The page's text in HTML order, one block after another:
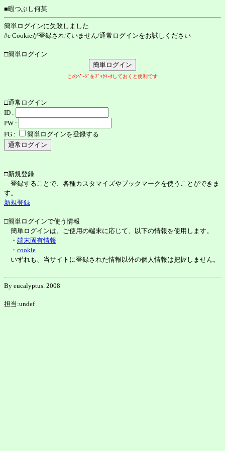
■暇つぶし何某
簡単ログインに失敗しました
#c Cookieが登録されていません/通常ログインをお試しください
□簡単ログイン
このﾍﾟｰｼﾞをﾌﾞｯｸﾏｰｸしておくと便利です
□通常ログイン
ID :
PW :
FG :
簡単ログインを登録する
□新規登録
登録することで、各種カスタマイズやブックマークを使うことができま
す。
新規登録
□簡単ログインで使う情報
簡単ログインは、ご使用の端末に応じて、以下の情報を使用します。
・ 端末固有情報
・ cookie
いずれも、当サイトに登録された情報以外の個人情報は把握しません。
By eucalyptus. 2008
担当:undef